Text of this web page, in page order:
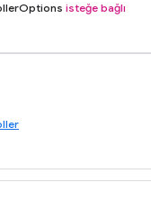
isteğe bağlı